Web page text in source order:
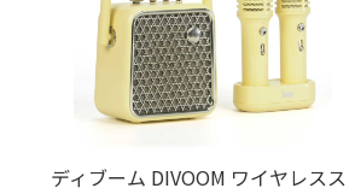
ディブーム DIVOOM ワイヤレスス